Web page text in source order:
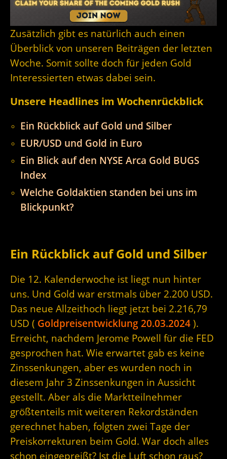
Zusätzlich gibt es natürlich auch einen
Überblick von unseren Beiträgen der letzten
Woche. Somit sollte doch für jeden Gold
Interessierten etwas dabei sein.
Unsere Headlines im Wochenrückblick
Ein Rückblick auf Gold und Silber
EUR/USD und Gold in Euro
Ein Blick auf den NYSE Arca Gold BUGS
Index
Welche Goldaktien standen bei uns im
Blickpunkt?
Ein Rückblick auf Gold und Silber
Die 12. Kalenderwoche ist liegt nun hinter
uns. Und Gold war erstmals über 2.200 USD.
Das neue Allzeithoch liegt jetzt bei 2.216,79
USD ( Goldpreisentwicklung 20.03.2024 ).
Erreicht, nachdem Jerome Powell für die FED
gesprochen hat. Wie erwartet gab es keine
Zinssenkungen, aber es wurden noch in
diesem Jahr 3 Zinssenkungen in Aussicht
gestellt. Aber als die Marktteilnehmer
größtenteils mit weiteren Rekordständen
gerechnet haben, folgten zwei Tage der
Preiskorrekturen beim Gold. War doch alles
schon eingepreißt? Ist die Luft schon raus?